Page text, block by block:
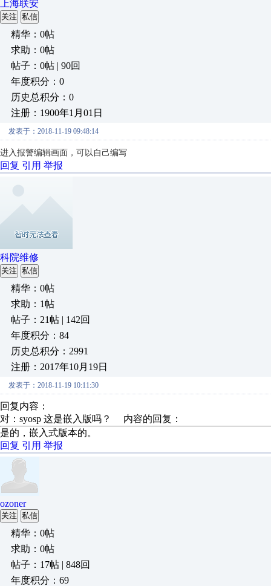
上海联安
关注 私信
精华：0帖
求助：0帖
帖子：0帖 | 90回
年度积分：0
历史总积分：0
注册：1900年1月01日
发表于：2018-11-19 09:48:14
进入报警编辑画面，可以自己编写
回复 引用 举报
科院维修
关注 私信
精华：0帖
求助：1帖
帖子：21帖 | 142回
年度积分：84
历史总积分：2991
注册：2017年10月19日
发表于：2018-11-19 10:11:30
回复内容：
对：syosp 这是嵌入版吗？ 内容的回复：
是的，嵌入式版本的。
回复 引用 举报
ozoner
关注 私信
精华：0帖
求助：0帖
帖子：17帖 | 848回
年度积分：69